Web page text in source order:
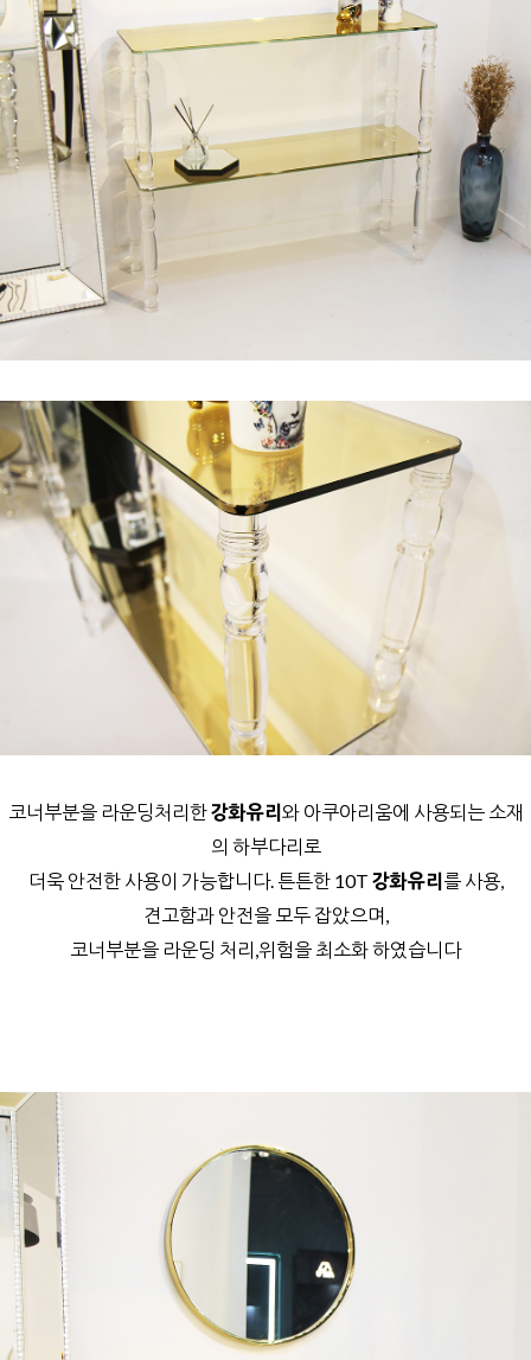
코너부분을 라운딩처리한강화유리와 아쿠아리움에 사용되는 소재
의 하부다리로
더욱 안전한 사용이 가능합니다. 튼튼한 10T 강화유리를 사용,
견고함과 안전을 모두 잡았으며,
코너부분을 라운딩 처리,위험을 최소화 하였습니다